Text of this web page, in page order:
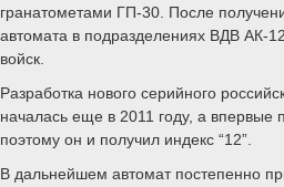
гранатометами ГП-30. После
автомата в подразделениях ВДВ АК-
войск.
Разработка нового серийного
началась еще в 2011 году, а впервые
поэтому он и получил индекс “12”.
В дальнейшем автомат постепенно